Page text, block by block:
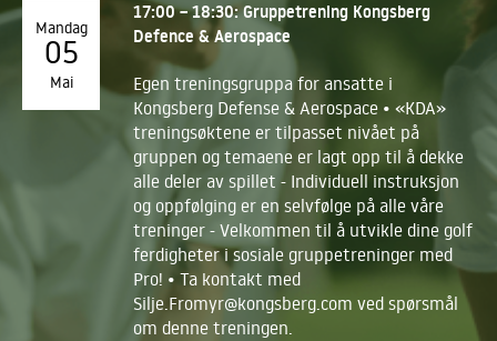
17:00 – 18:30: Gruppetrening Kongsberg
Defence & Aerospace
Egen treningsgruppa for ansatte i
Kongsberg Defense & Aerospace • «KDA»
treningsøktene er tilpasset nivået på
gruppen og temaene er lagt opp til å dekke
alle deler av spillet - Individuell instruksjon
og oppfølging er en selvfølge på alle våre
treninger - Velkommen til å utvikle dine golf
ferdigheter i sosiale gruppetreninger med
Pro! • Ta kontakt med
Silje.Fromyr@kongsberg.com ved spørsmål
om denne treningen.
Mandag
05
Mai